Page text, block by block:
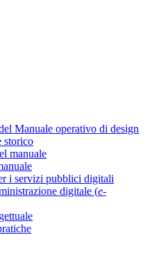
Manuale operativo di design
storico
manuale
i servizi pubblici digitali
digitale (e-